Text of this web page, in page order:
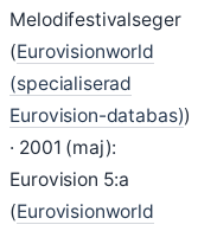
Melodifestivalseger
(Eurovisionworld
(specialiserad
Eurovision-databas))
· 2001 (maj):
Eurovision 5:a
(Eurovisionworld